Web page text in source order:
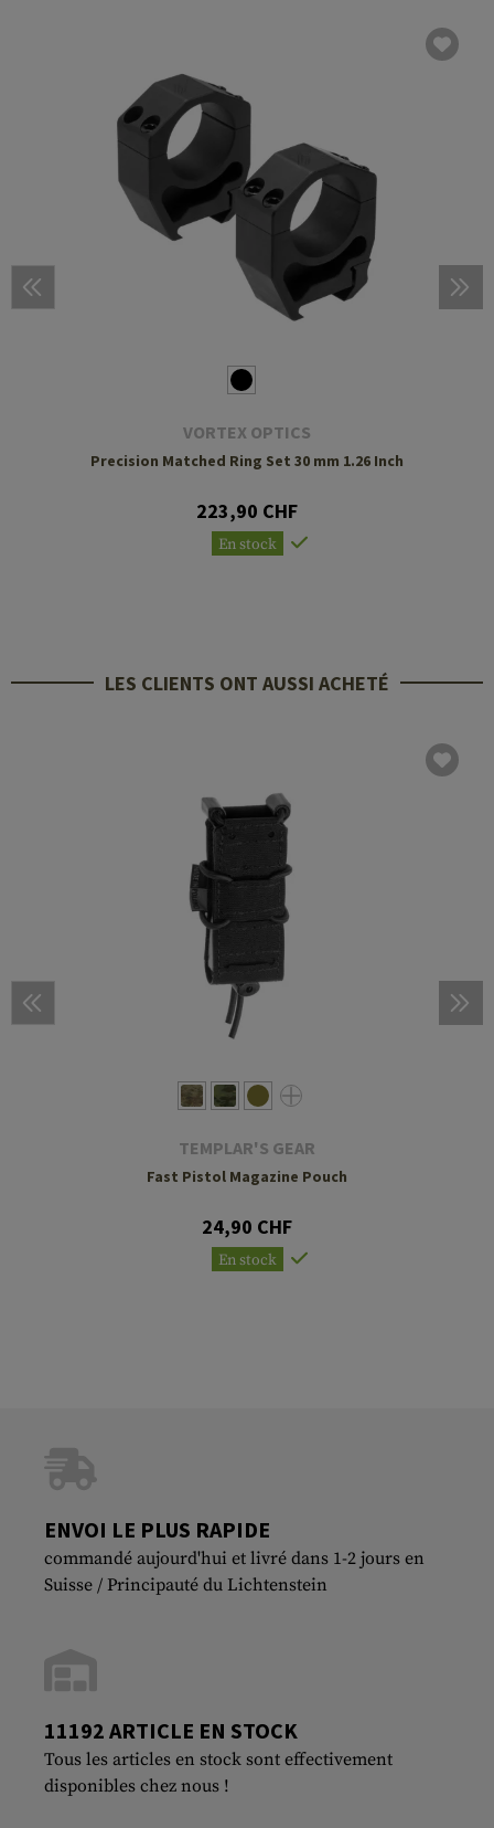
VORTEX OPTICS
Precision Matched Ring Set 30 mm 1.26 Inch
223,90 CHF
En stock
LES CLIENTS ONT AUSSI ACHETÉ
TEMPLAR'S GEAR
Fast Pistol Magazine Pouch
24,90 CHF
En stock
ENVOI LE PLUS RAPIDE
commandé aujourd'hui et livré dans 1-2 jours en
Suisse / Principauté du Lichtenstein
11192 ARTICLE EN STOCK
Tous les articles en stock sont effectivement
disponibles chez nous !